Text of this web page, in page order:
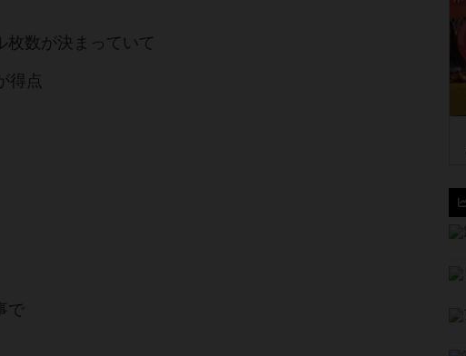
枚数が決まっていて
得点
で